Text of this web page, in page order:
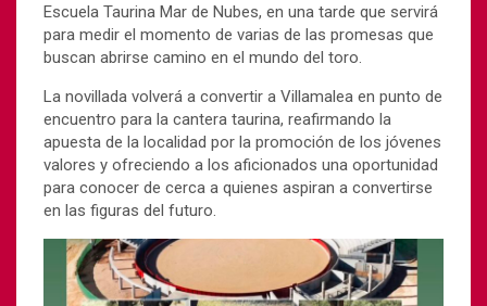
Escuela Taurina Mar de Nubes, en una tarde que servirá
para medir el momento de varias de las promesas que
buscan abrirse camino en el mundo del toro.
La novillada volverá a convertir a Villamalea en punto de
encuentro para la cantera taurina, reafirmando la
apuesta de la localidad por la promoción de los jóvenes
valores y ofreciendo a los aficionados una oportunidad
para conocer de cerca a quienes aspiran a convertirse
en las figuras del futuro.